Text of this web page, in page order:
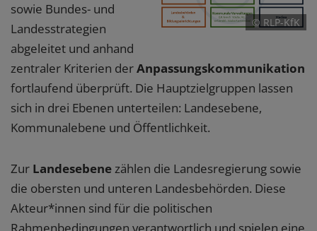
© RLP-KfK
sowie Bundes- und
Landesstrategien
abgeleitet und anhand
zentraler Kriterien derAnpassungskommunikation
fortlaufend überprüft. Die Hauptzielgruppen lassen
sich in drei Ebenen unterteilen: Landesebene,
Kommunalebene und Öffentlichkeit.
Zur Landesebenezählen die Landesregierung sowie
die obersten und unteren Landesbehörden. Diese
Akteur*innen sind für die politischen